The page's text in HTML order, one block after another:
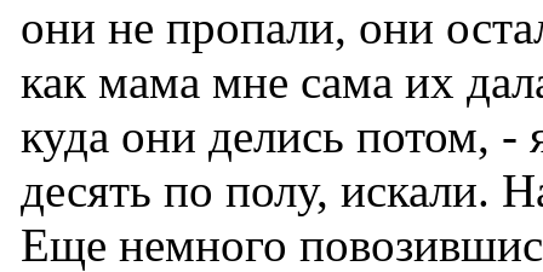
они не пропали, они
как мама мне сама их
куда они делись потом,
десять по полу, искали.
Еще немного